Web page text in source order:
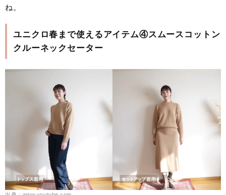
ね。
ユニクロ春まで使えるアイテム④スムースコットン
クルーネックセーター